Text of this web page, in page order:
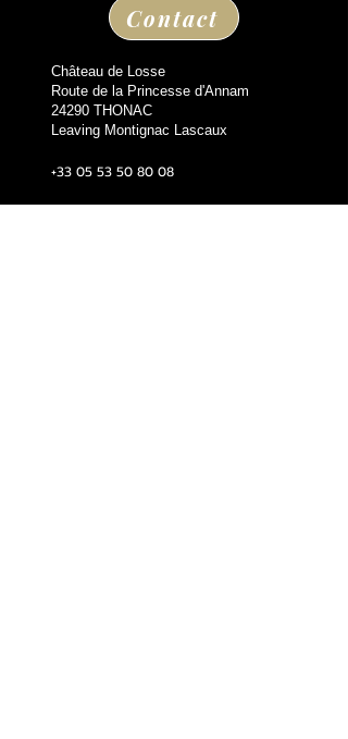
Contact
Château de Losse
Route de la Princesse d'Annam
24290 THONAC
Leaving Montignac Lascaux
+33 05 53 50 80 08